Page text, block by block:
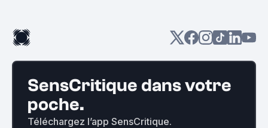
SensCritique dans votre
poche.
Téléchargez l’app SensCritique.